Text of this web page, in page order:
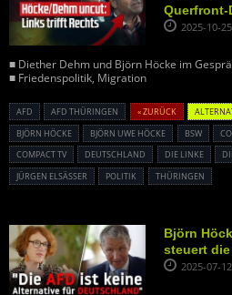
Querfront-
2025-10-
■ Diether Dehm und Björn Höcke im
■ Friedenspolitik, Migration
AFD AFD THÜRINGEN « ZURÜCK
BJÖRN HÖCKE
BJÖRN UWE HÖCKE BSW
COMPACT TV
DEUTSCHLAND DIE LINKE
JÜRGEN ELSÄSSER
POLITIK THÜRINGEN
Björn
steuert die
2025-07-